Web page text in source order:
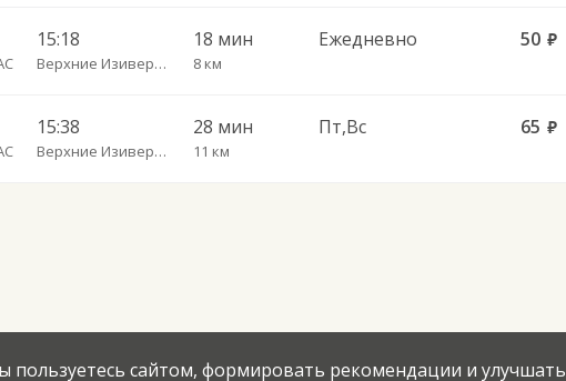
15:18
Верхние Изиверки д. пов.
18 мин
8 км
Ежедневно 50 руб.
15:38
Верхние Изиверки д.
28 мин
11 км
Пт,Вс 65 руб.
сайтом, формировать рекомендации и улучшать